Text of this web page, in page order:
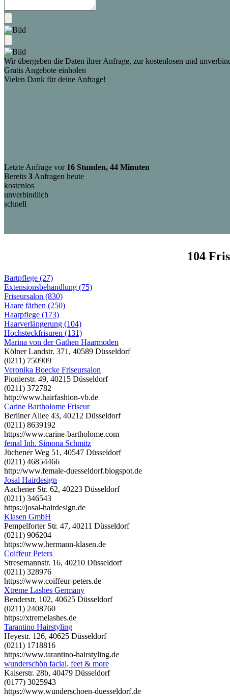
Wir übergeben die Daten ihrer Anfrage, zur kostenlosen und
Gratis Angebote einholen
Vielen Dank für deine Anfrage!
Letzte Anfrage vor 16 Stunden, 44 Minuten
Bereits 3 Anfragen heute
kostenlos
unverbindlich
schnell
104
Bartpflege (27)
Extensionsbehandlung (75)
Friseursalon (830)
Haare färben (250)
Haarpflege (173)
Haarverlängerung (104)
Hochsteckfrisuren (131)
Marina von der Gathen Haarmoden
Kölner Landstr. 371, 40589 Düsseldorf
(0211) 750909
Veronika Boecke Friseursalon
Pionierstr. 49, 40215 Düsseldorf
(0211) 372782
http://www.hairfashion-vb.de
Carine Bartholome Friseur
Berliner Allee 43, 40212 Düsseldorf
(0211) 8639192
https://www.carine-bartholome.com
femal Inh. Simona Schmitz
Jüchener Weg 51, 40547 Düsseldorf
(0211) 46854466
http://www.female-duesseldorf.blogspot.de
Josal Hairdesign
Aachener Str. 62, 40223 Düsseldorf
(0211) 346543
https://josal-hairdesign.de
Klasen GmbH
Pempelforter Str. 47, 40211 Düsseldorf
(0211) 906204
https://www.hermann-klasen.de
Coiffeur Peters
Stresemannstr. 16, 40210 Düsseldorf
(0211) 328976
https://www.coiffeur-peters.de
Xtreme Lashes Germany
Benderstr. 102, 40625 Düsseldorf
(0211) 2408760
https://xtremelashes.de
Tarantino Hairstyling
Heyestr. 126, 40625 Düsseldorf
(0211) 1718816
https://www.tarantino-hairstyling.de
wunderschön facial, feet & more
Kaiserstr. 28b, 40479 Düsseldorf
(0177) 3025943
https://www.wunderschoen-duesseldorf.de